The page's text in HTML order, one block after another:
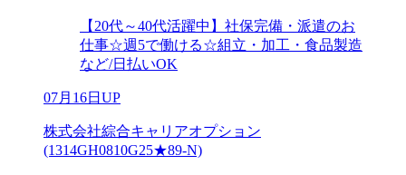
【20代～40代活躍中】社保完備・派遣のお
仕事☆週5で働ける☆組立・加工・食品製造
など/日払いOK
07月16日UP
株式会社綜合キャリアオプション
(1314GH0810G25★89-N)